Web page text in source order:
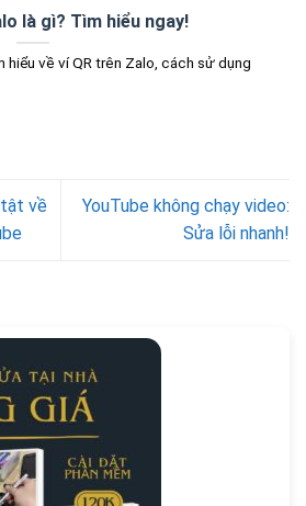
là gì? Tìm hiểu ngay!
hiểu về ví QR trên Zalo, cách sử dụng
về
YouTube không chạy video:
Sửa lỗi nhanh!